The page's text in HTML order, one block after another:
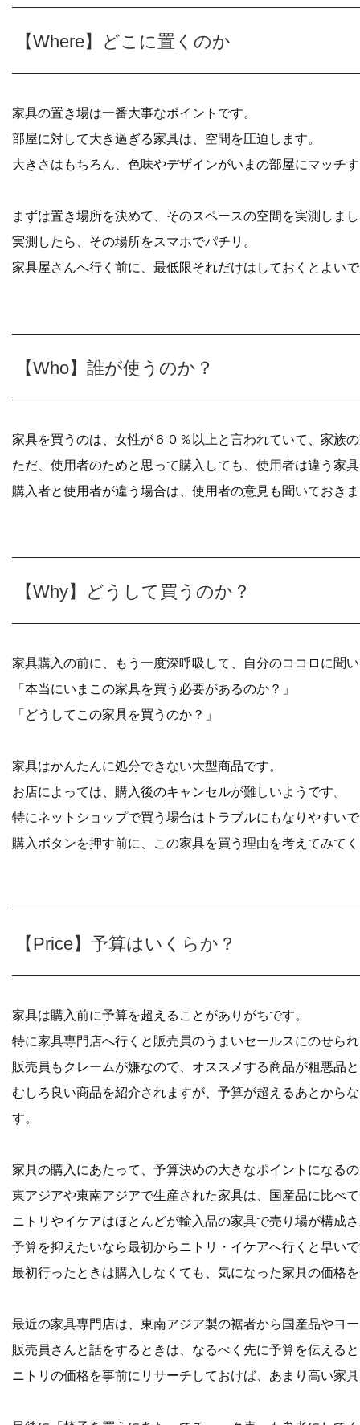
【Where】どこに置くのか
家具の置き場は一番大事なポイントです。
部屋に対して大き過ぎる家具は、空間を圧迫します。
大きさはもちろん、色味やデザインがいまの部屋にマッチ
まずは置き場所を決めて、そのスペースの空間を実測しま
実測したら、その場所をスマホでパチリ。
家具屋さんへ行く前に、最低限それだけはしておくとよい
【Who】誰が使うのか？
家具を買うのは、女性が６０％以上と言われていて、家族
ただ、使用者のためと思って購入しても、使用者は違う家
購入者と使用者が違う場合は、使用者の意見も聞いておき
【Why】どうして買うのか？
家具購入の前に、もう一度深呼吸して、自分のココロに聞
「本当にいまこの家具を買う必要があるのか？」
「どうしてこの家具を買うのか？」
家具はかんたんに処分できない大型商品です。
お店によっては、購入後のキャンセルが難しいようです。
特にネットショップで買う場合はトラブルにもなりやすい
購入ボタンを押す前に、この家具を買う理由を考えてみて
【Price】予算はいくらか？
家具は購入前に予算を超えることがありがちです。
特に家具専門店へ行くと販売員のうまいセールスにのせら
販売員もクレームが嫌なので、オススメする商品が粗悪品
むしろ良い商品を紹介されますが、予算が超えるあとから
す。
家具の購入にあたって、予算決めの大きなポイントになる
東アジアや東南アジアで生産された家具は、国産品に比べ
ニトリやイケアはほとんどが輸入品の家具で売り場が構成
予算を抑えたいなら最初からニトリ・イケアへ行くと早い
最初行ったときは購入しなくても、気になった家具の価格
最近の家具専門店は、東南アジア製の裾者から国産品やヨ
販売員さんと話をするときは、なるべく先に予算を伝える
ニトリの価格を事前にリサーチしておけば、あまり高い家